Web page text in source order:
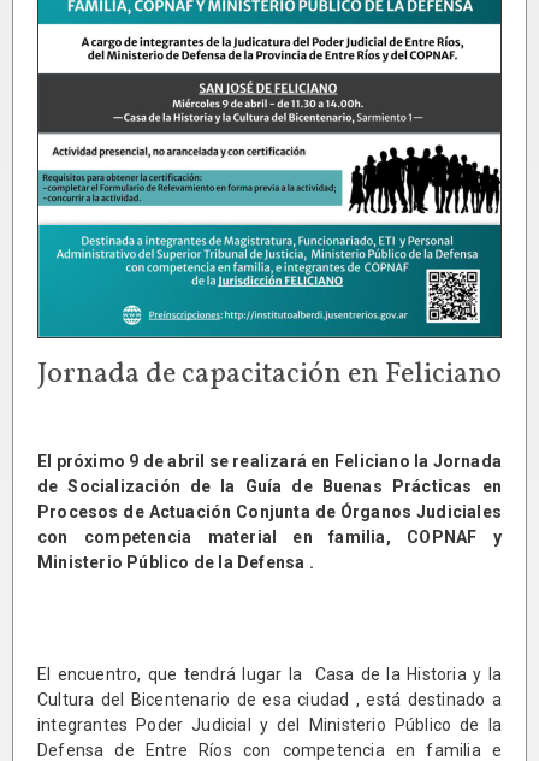
Jornada de capacitación en Feliciano
El próximo 9 de abril se realizará en Feliciano la Jornada
de Socialización de la Guía de Buenas Prácticas en
Procesos de Actuación Conjunta de Órganos Judiciales
con competencia material en familia, COPNAF y
Ministerio Público de la Defensa .
El encuentro, que tendrá lugar la Casa de la Historia y la
Cultura del Bicentenario de esa ciudad , está destinado a
integrantes Poder Judicial y del Ministerio Público de la
Defensa de Entre Ríos con competencia en familia e